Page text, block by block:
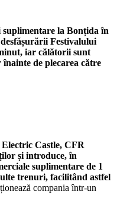
la Bonțida în
Festivalului
iar călătorii sunt
de plecarea către
Castle, CFR
și introduce, în
suplimentare de 1
trenuri, facilitând astfel
compania într-un